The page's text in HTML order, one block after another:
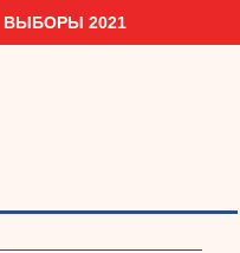
ВЫБОРЫ 2021